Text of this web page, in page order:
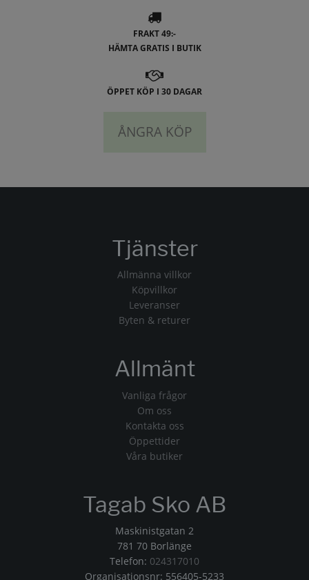
FRAKT 49:-
HÄMTA GRATIS I BUTIK
ÖPPET KÖP I 30 DAGAR
ÅNGRA KÖP
Tjänster
Allmänna villkor
Köpvillkor
Leveranser
Byten & returer
Allmänt
Vanliga frågor
Om oss
Kontakta oss
Öppettider
Våra butiker
Tagab Sko AB
Maskinistgatan 2
781 70 Borlänge
Telefon: 024317010
Organisationsnr: 556405-5233